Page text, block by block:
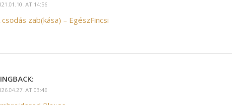
AT 14:56
csodás zab(kása) – EgészFincsi
AT 03:46